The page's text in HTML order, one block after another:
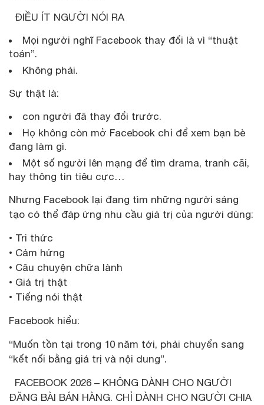
ĐIỀU ÍT NGƯỜI NÓI RA
Mọi người nghĩ Facebook thay đổi là vì “thuật
toán”.
Không phải.
Sự thật là:
con người đã thay đổi trước.
Họ không còn mở Facebook chỉ để xem bạn bè
đang làm gì.
Một số người lên mạng để tìm drama, tranh cãi,
hay thông tin tiêu cực…
Nhưng Facebook lại đang tìm những người sáng
tạo có thể đáp ứng nhu cầu giá trị của người dùng:
• Tri thức
• Cảm hứng
• Câu chuyện chữa lành
• Giá trị thật
• Tiếng nói thật
Facebook hiểu:
“Muốn tồn tại trong 10 năm tới, phải chuyển sang
“kết nối bằng giá trị và nội dung”.
FACEBOOK 2026 – KHÔNG DÀNH CHO NGƯỜI
ĐĂNG BÀI BÁN HÀNG. CHỈ DÀNH CHO NGƯỜI CHIA